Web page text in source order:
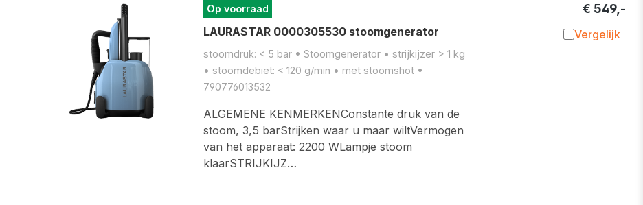
Op voorraad
LAURASTAR 0000305530 stoomgenerator
stoomdruk: < 5 bar • Stoomgenerator • strijkijzer > 1 kg
• stoomdebiet: < 120 g/min • met stoomshot •
790776013532
ALGEMENE KENMERKENConstante druk van de
stoom, 3,5 barStrijken waar u maar wiltVermogen
van het apparaat: 2200 WLampje stoom
klaarSTRIJKIJZ…
€ 549,-
Vergelijk